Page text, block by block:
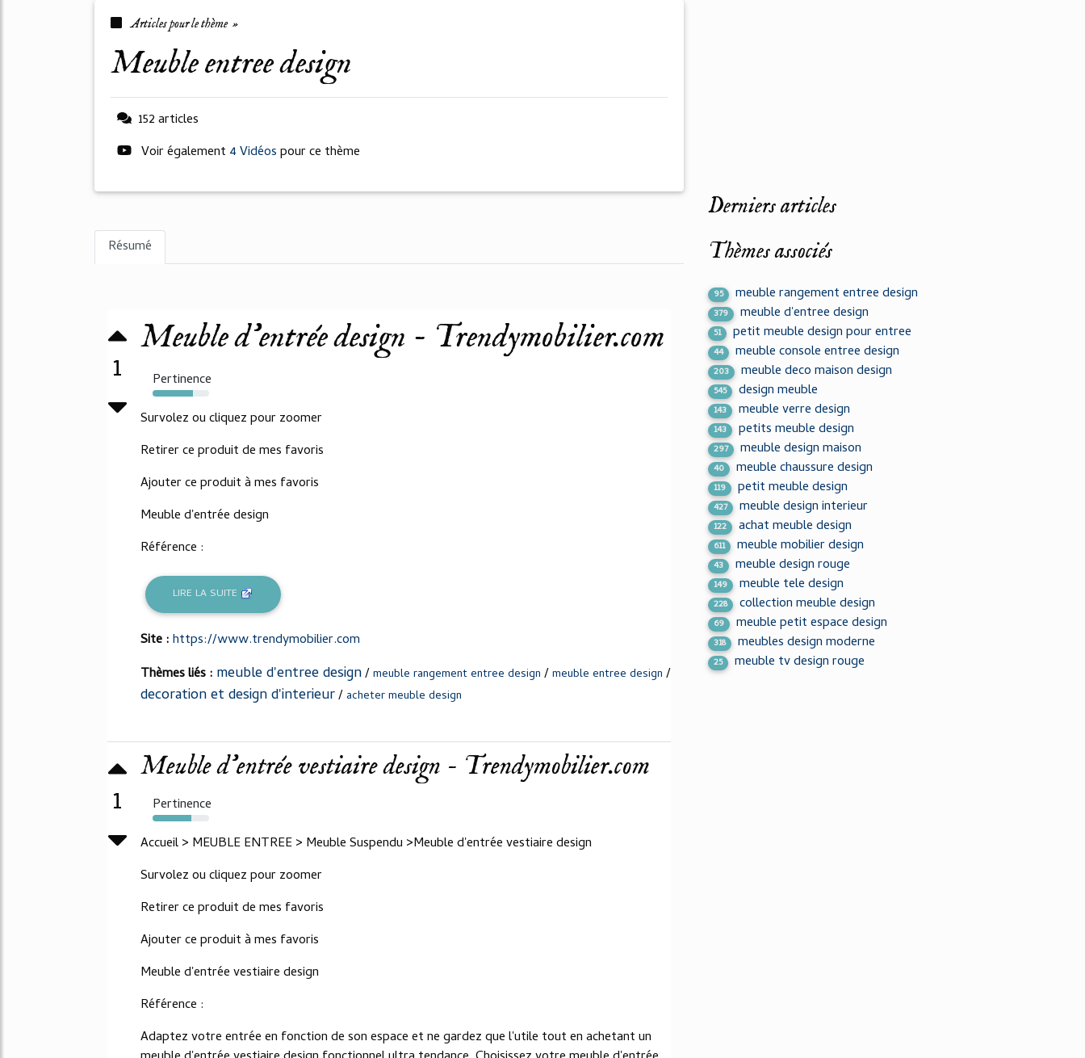
Articles pour le thème »
meuble entree design
152 articles
Voir également 4 Vidéospour ce thème
Résumé
1
Meuble d'entrée design - Trendymobilier.com
Pertinence
72%
Survolez ou cliquez pour zoomer
Retirer ce produit de mes favoris
Ajouter ce produit à mes favoris
Meuble d'entrée design
Référence :
LIRE LA SUITE
Site :https://www.trendymobilier.com
Thèmes liés : meuble d'entree design/meuble rangement entree design /meuble entree design /
decoration et design d'interieur/acheter meuble design
1
Meuble d'entrée vestiaire design - Trendymobilier.com
Pertinence
68%
Accueil > MEUBLE ENTREE > Meuble Suspendu >Meuble d'entrée vestiaire design
Survolez ou cliquez pour zoomer
Retirer ce produit de mes favoris
Ajouter ce produit à mes favoris
Meuble d'entrée vestiaire design
Référence :
Adaptez votre entrée en fonction de son espace et ne gardez que l'utile tout en achetant un
Derniers articles
Thèmes associés
95 meuble rangement entree design
379 meuble d'entree design
51 petit meuble design pour entree
44 meuble console entree design
203 meuble deco maison design
545 design meuble
143 meuble verre design
143 petits meuble design
297 meuble design maison
40 meuble chaussure design
119 petit meuble design
427 meuble design interieur
122 achat meuble design
611 meuble mobilier design
43 meuble design rouge
149 meuble tele design
228 collection meuble design
69 meuble petit espace design
318 meubles design moderne
25 meuble tv design rouge